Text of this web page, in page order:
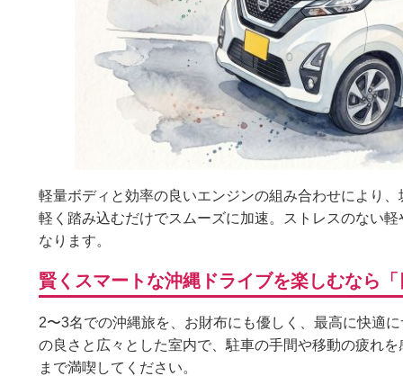
軽量ボディと効率の良いエンジンの組み合わせにより
軽く踏み込むだけでスムーズに加速。ストレスのない
なります。
賢くスマートな沖縄ドライブを楽しむなら
2〜3名での沖縄旅を、お財布にも優しく、最高に快適
の良さと広々とした室内で、駐車の手間や移動の疲れ
まで満喫してください。